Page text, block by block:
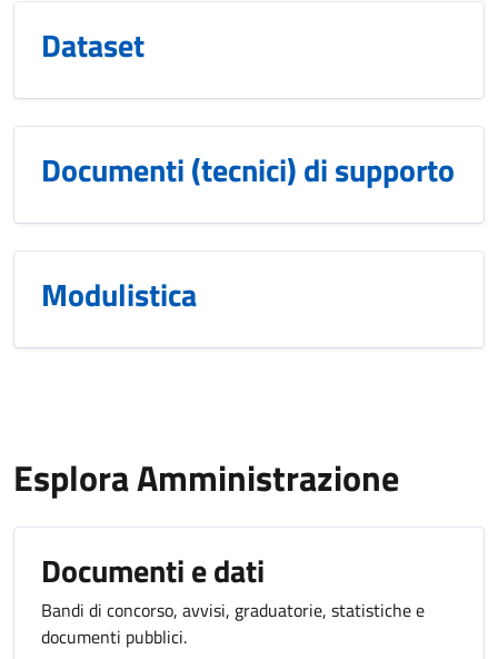
Dataset
Documenti (tecnici) di supporto
Modulistica
Esplora Amministrazione
Documenti e dati
Bandi di concorso, avvisi, graduatorie, statistiche e
documenti pubblici.